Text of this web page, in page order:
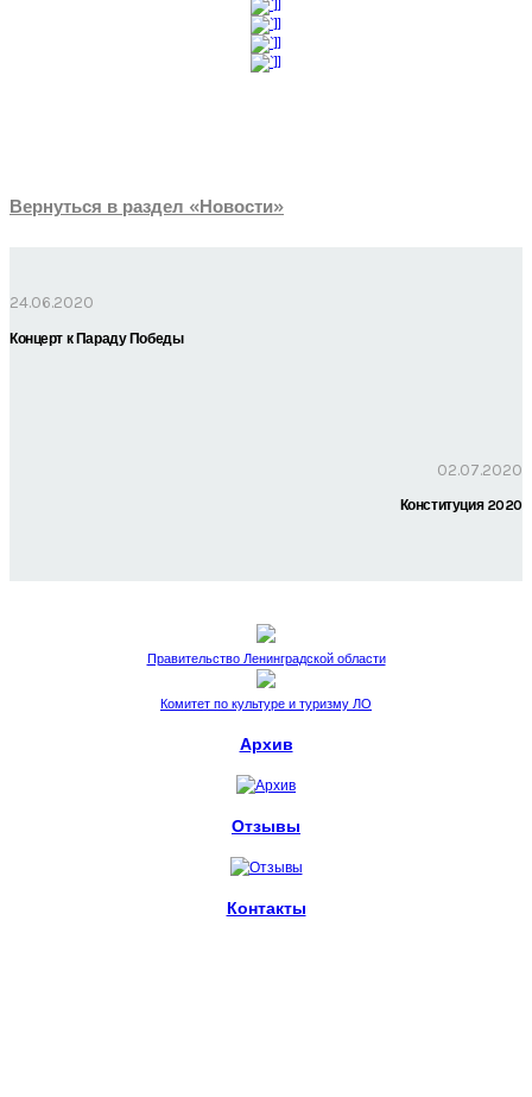
Вернуться в раздел «Новости»
24.06.2020
Концерт к Параду Победы
02.07.2020
Конституция 2020
Правительство Ленинградской области
Комитет по культуре и туризму ЛО
Архив
Отзывы
Контакты